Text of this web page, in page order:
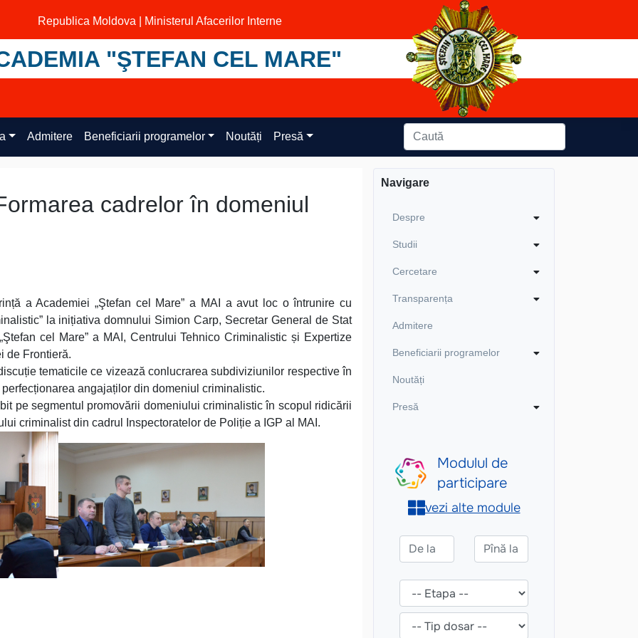
Republica Moldova | Ministerul Afacerilor Interne
"ŞTEFAN CEL MARE"
Admitere Beneficiarii programelor Noutăți Presă
cadrelor în domeniul
a Academiei „Ştefan cel Mare” a MAI a avut loc o întrunire cu
la inițiativa domnului Simion Carp, Secretar General de Stat
cel Mare” a MAI, Centrului Tehnico Criminalistic și Expertize
de Frontieră.
tematicile ce vizează conlucrarea subdiviziunilor respective în
angajaților din domeniul criminalistic.
pe segmentul promovării domeniului criminalistic în scopul ridicării
criminalist din cadrul Inspectoratelor de Poliție a IGP al MAI.
Navigare
Despre
Studii
Cercetare
Transparența
Admitere
Beneficiarii programelor
Noutăți
Presă